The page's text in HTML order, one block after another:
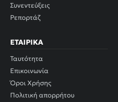
Συνεντεύξεις
Ρεπορτάζ
ΕΤΑΙΡΙΚΆ
Ταυτότητα
Επικοινωνία
Όροι Χρήσης
Πολιτική απορρήτου